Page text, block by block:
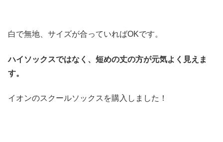
白で無地、サイズが合っていればOKです。
ハイソックスではなく、短めの丈の方が元気よく見えま
す。
イオンのスクールソックスを購入しました！